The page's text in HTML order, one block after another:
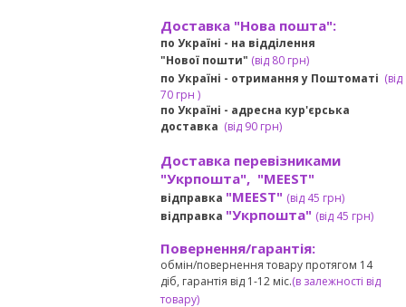
Доставка "Нова пошта":
по Україні - на відділення
"Нової пошти" (від 80 грн)
по Україні - отримання у Поштоматі (від
70 грн )
по Україні - адресна кур'єрська
доставка (від90 грн)
Доставка перевізниками
"Укрпошта", "MEEST"
відправка "MEEST" (від 45 грн)
відправка "Укрпошта" (від 45 грн)
Повернення/гарантія:
обмін/повернення товару протягом 14
діб, гарантія від 1-12 міс.(в залежності від
товару)